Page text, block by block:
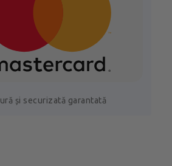
și securizată garantată